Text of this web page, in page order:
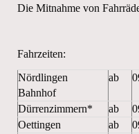
Die Mitnahme von
Fahrzeiten:
Nördlingen
Bahnhof
ab
Dürrenzimmern* ab
Oettingen
ab